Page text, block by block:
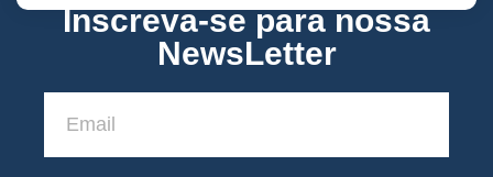
Inscreva-se para nossa
NewsLetter